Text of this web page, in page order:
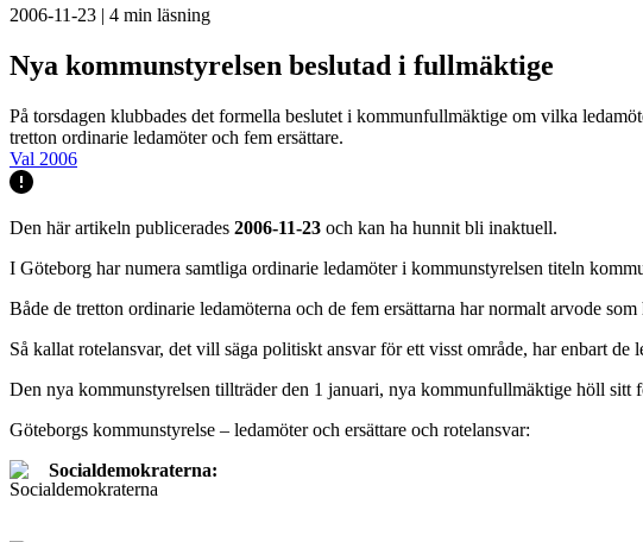
2006-11-23 | 4 min läsning
Nya kommunstyrelsen beslutad i fullmäktige
På torsdagen klubbades det formella beslutet i kommunfullmäktige om vilka
tretton ordinarie ledamöter och fem ersättare.
Val 2006
Den här artikeln publicerades 2006-11-23 och kan ha hunnit bli inaktuell.
I Göteborg har numera samtliga ordinarie ledamöter i kommunstyrelsen titeln
Både de tretton ordinarie ledamöterna och de fem ersättarna har normalt arvode
Så kallat rotelansvar, det vill säga politiskt ansvar för ett visst område, har enbart
Den nya kommunstyrelsen tillträder den 1 januari, nya kommunfullmäktige höll sitt
Göteborgs kommunstyrelse – ledamöter och ersättare och rotelansvar:
Socialdemokraterna: